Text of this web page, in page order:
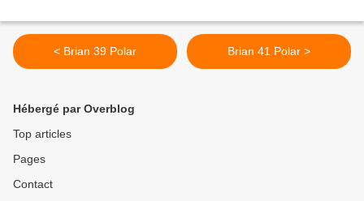
< Brian 39 Polar Brian 41 Polar >
Hébergé par Overblog
Top articles
Pages
Contact